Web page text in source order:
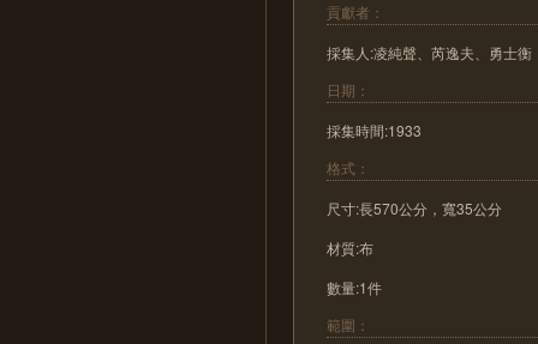
貢獻者：
採集人:凌純聲、芮逸夫、勇士衡
日期：
採集時間:1933
格式：
尺寸:長570公分，寬35公分
材質:布
數量:1件
範圍：